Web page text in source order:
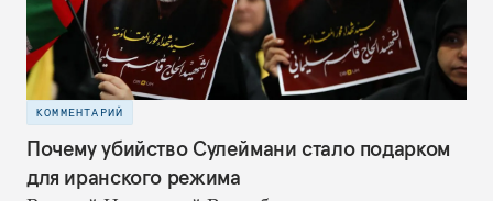
КОММЕНТАРИЙ
Почему убийство Сулеймани стало подарком
для иранского режима